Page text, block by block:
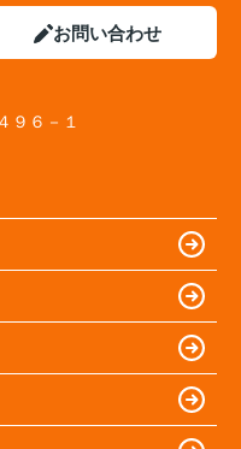
お問い合わせ
９６－１